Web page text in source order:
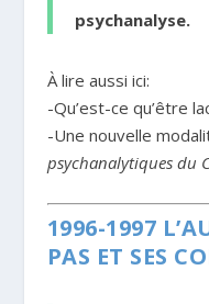
psychanalyse.
À lire aussi ici:
-Qu’est-ce qu’être
-Une nouvelle
psychanalytiques du
1996-1997
PAS ET SES